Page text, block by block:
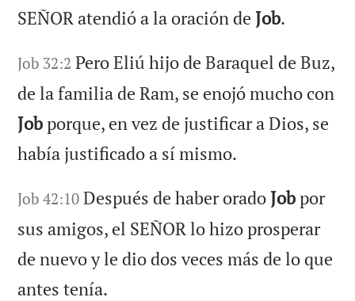
SEÑOR atendió a la oración deJob.
Job 32:2 Pero Eliú hijo de Baraquel de Buz,
de la familia de Ram, se enojó mucho con
Jobporque, en vez de justificar a Dios, se
había justificado a sí mismo.
Job 42:10 Después de haber oradoJobpor
sus amigos, el SEÑOR lo hizo prosperar
de nuevo y le dio dos veces más de lo que
antes tenía.